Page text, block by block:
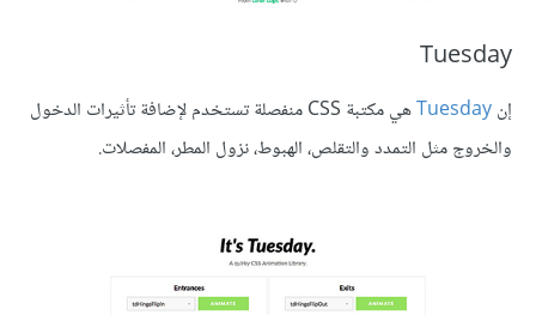
Tuesday
إنTuesday
هي مكتبة CSS منفصلة تستخدم لإضافة تأثيرات الدخول
والخروج مثل التمدد والتقلص، الهبوط، نزول المطر، المفصلات.